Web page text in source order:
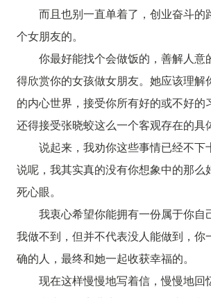
而且也别一直单着了，创业奋斗的
个女朋友的。
你最好能找个会做饭的，善解人意
得欣赏你的女孩做女朋友。她应该理解
的内心世界，接受你所有好的或不好的
还得接受张晓蛟这么一个客观存在的具
说起来，我劝你这些事情已经不下
说呢，我其实真的没有你想象中的那么
死心眼。
我衷心希望你能拥有一份属于你自
我做不到，但并不代表没人能做到，你
确的人，最终和她一起收获幸福的。
现在这样慢慢地写着信，慢慢地回